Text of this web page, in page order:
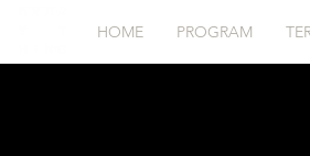
HOME PROGRAM